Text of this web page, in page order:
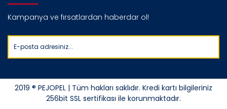
Kampanya ve fırsatlardan haberdar ol!
2019 ® PEJOPEL | Tüm hakları saklıdır. Kredi kartı bilgileriniz
256bit SSL sertifikası ile korunmaktadır.